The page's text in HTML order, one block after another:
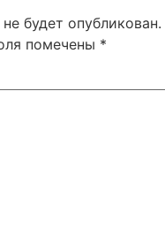
будет опубликован.
помечены *